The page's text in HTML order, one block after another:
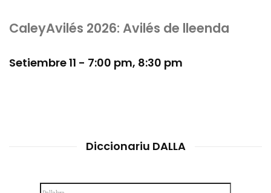
CaleyAvilés 2026: Avilés de lleenda
Setiembre 11 - 7:00 pm, 8:30 pm
Diccionariu DALLA